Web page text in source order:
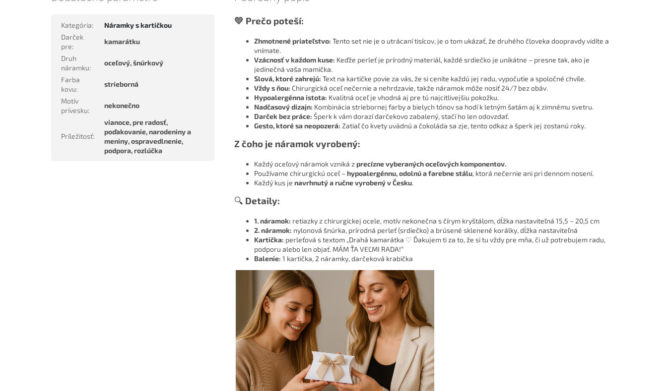
Kategória:
Náramky s kartičkou
Darček
pre:
kamarátku
Druh
náramku:
oceľový, šnúrkový
Farba
kovu:
strieborná
Motív
prívesku:
nekonečno
Príležitosť:
vianoce, pre radosť,
poďakovanie, narodeniny a
meniny, ospravedlnenie,
podpora, rozlúčka
💛 Prečo poteší:
Zhmotnené priateľstvo: Tento set nie je o utrácaní tisícov, je o tom ukázať, že druhého človeka doopravdy vidíte a
vnímate.
Vzácnosť v každom kuse: Keďže perleť je prírodný materiál, každé srdiečko je unikátne – presne tak, ako je
jedinečná vaša mamička.
Slová, ktoré zahrejú: Text na kartičke povie za vás, že si ceníte každú jej radu, vypočutie a spoločné chvíle.
Vždy s ňou: Chirurgická oceľ nečernie a nehrdzavie, takže náramok môže nosiť 24/7 bez obáv.
Hypoalergénna istota: Kvalitná oceľ je vhodná aj pre tú najcitlivejšiu pokožku.
Nadčasový dizajn: Kombinácia striebornej farby a bielych tónov sa hodí k letným šatám aj k zimnému svetru.
Darček bez práce: Šperk k vám dorazí darčekovo zabalený, stačí ho len odovzdať.
Gesto, ktoré sa neopozerá: Zatiaľ čo kvety uvädnú a čokoláda sa zje, tento odkaz a šperk jej zostanú roky.
Z čoho je náramok vyrobený:
Každý oceľový náramok vzniká zprecízne vyberaných oceľových komponentov.
Používame chirurgickú oceľ –hypoalergénnu, odolnú a farebne stálu, ktorá nečernie ani pri dennom nosení.
Každý kus jenavrhnutý a ručne vyrobený v Česku.
🔍 Detaily:
1. náramok: retiazky z chirurgickej ocele, motív nekonečna s čírym kryštálom, dĺžka nastaviteľná 15,5 – 20,5 cm
2. náramok: nylonová šnúrka, prírodná perleť (srdiečko) a brúsené sklenené korálky, dĺžka nastaviteľná
Kartička: perleťová s textom „Drahá kamarátka ♡ Ďakujem ti za to, že si tu vždy pre mňa, či už potrebujem radu,
podporu alebo len objať. MÁM ŤA VEĽMI RADA!“
Balenie: 1 kartička, 2 náramky, darčeková krabička